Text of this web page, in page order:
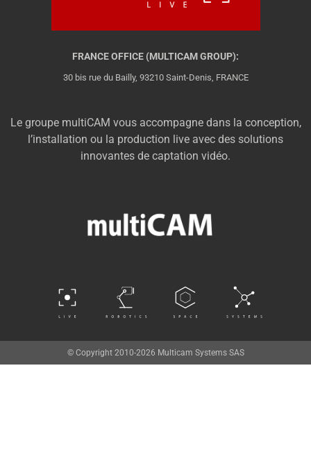
FRANCE OFFICE (MULTICAM GROUP):
30 bis rue du Bailly, 93210 Saint-Denis, FRANCE
Le groupe multiCAM vous accompagne dans la conception,
l’installation ou la production live avec des solutions
innovantes de captation vidéo.
© Copyright 2010-2026 Multicam Systems SAS